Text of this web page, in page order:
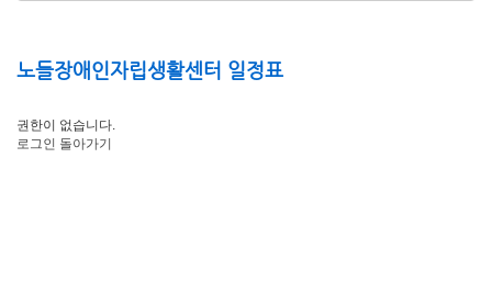
노들장애인자립생활센터 일정표
권한이 없습니다.
로그인 돌아가기